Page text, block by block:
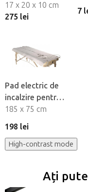
Medi Support
17 x 20 x 10 cm
275 lei
7
Pad electric de
incalzire pentru
masa de masaj
185 x 75 cm
198 lei
High-contrast mode
Ați